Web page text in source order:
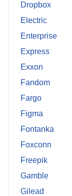
Dropbox
Electric
Enterprise
Express
Exxon
Fandom
Fargo
Figma
Fontanka
Foxconn
Freepik
Gamble
Gilead